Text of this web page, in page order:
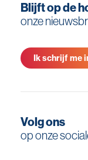
Blijft op de
onze
Ik schrijf me
Volg ons
op onze